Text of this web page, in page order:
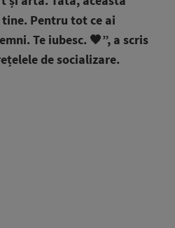
Pentru tot ce ai
Te iubesc. 🖤”, a scris
de socializare.